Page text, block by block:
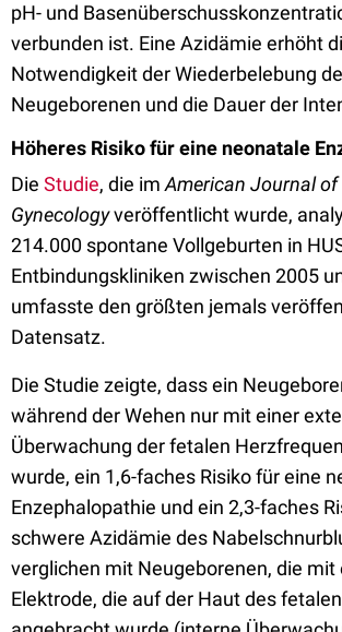
pH- und
verbunden ist. Eine Azidämie erhöht
Notwendigkeit der Wiederbelebung
Neugeborenen und die Dauer der
Höheres Risiko für eine neonatale
Die Studie, die im American Journal
Gynecologyveröffentlicht wurde,
214.000 spontane Vollgeburten in
Entbindungskliniken zwischen 2005
umfasste den größten jemals
Datensatz.
Die Studie zeigte, dass ein
während der Wehen nur mit einer
Überwachung der fetalen
wurde, ein 1,6-faches Risiko für eine
Enzephalopathie und ein 2,3-faches
schwere Azidämie des
verglichen mit Neugeborenen, die mit
Elektrode, die auf der Haut des